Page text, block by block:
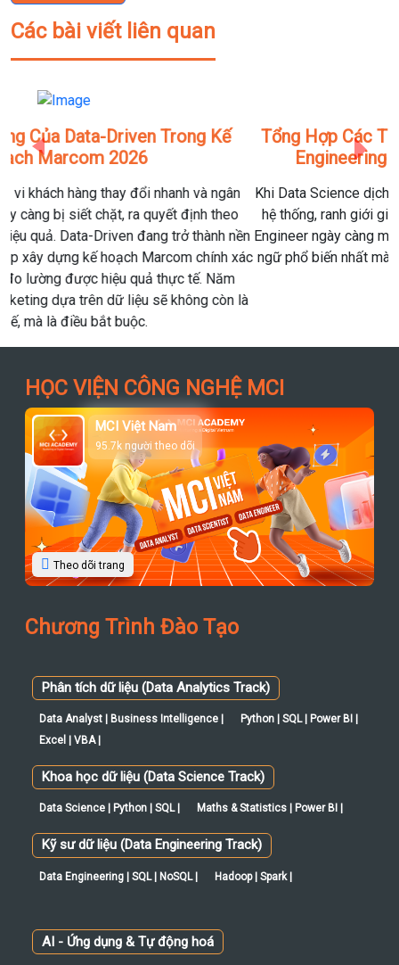
Các bài viết liên quan
Tổng Hợp Các Thuật Ngữ Data Science & Data
Engineering Phổ Biến Nhất Năm 2026
Khi Data Science dịch chuyển mạnh sang hướng ứng dụng và
hệ thống, ranh giới giữa Data Scientist, Data Engineer và AI
Engineer ngày càng mờ đi. Dưới đây là một trong những thuật
ngữ phổ biến nhất mà người học dữ liệu cần nắm vững trong
năm 2026.
Previous Next
HỌC VIỆN CÔNG NGHỆ MCI
MCI Việt Nam
95.7k người theo dõi
Theo dõi trang
Chương Trình Đào Tạo
Data Analyst | Business Intelligence |
Python | SQL | Power BI |
Excel | VBA |
Khoa học dữ liệu (Data Science Track)
Data Science | Python | SQL | Maths & Statistics | Power BI |
Kỹ sư dữ liệu (Data Engineering Track)
Data Engineering | SQL | NoSQL | Hadoop | Spark |
AI Fundamentals | AI Engineer
AI Mastery (Smart AI – AI Agent – n8n)